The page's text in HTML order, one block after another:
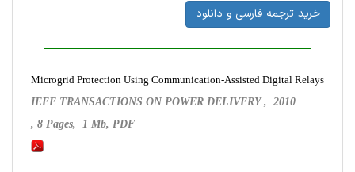
خرید ترجمه فارسی و دانلود
Microgrid Protection Using Communication-Assisted Digital Relays
IEEE TRANSACTIONS ON POWER DELIVERY , 2010
, 8 Pages, 1 Mb, PDF